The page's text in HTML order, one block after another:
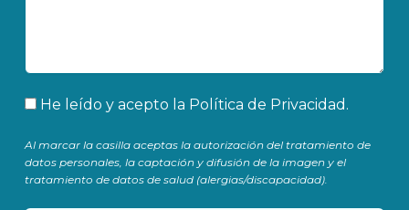
Aceptación
He leído y acepto la Política de Privacidad .
Al marcar la casilla aceptas la autorización del tratamiento de
datos personales, la captación y difusión de la imagen y el
tratamiento de datos de salud (alergias/discapacidad).